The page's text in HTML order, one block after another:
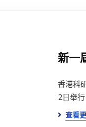
新一
香港科
2日舉
查看